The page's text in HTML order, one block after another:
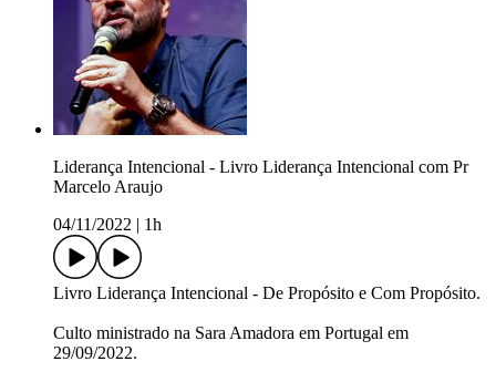
Liderança Intencional - Livro Liderança Intencional com Pr
Marcelo Araujo
04/11/2022
1h
Livro Liderança Intencional - De Propósito e Com Propósito.
Culto ministrado na Sara Amadora em Portugal em
29/09/2022.